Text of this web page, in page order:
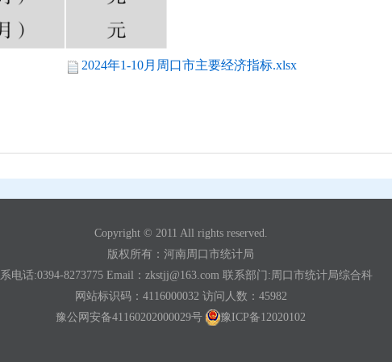
2024年1-10月周口市主要经济指标.xlsx
Copyright © 2011 All rights reserved.
版权所有：河南周口市统计局
电话:0394-8273775 Email：zkstjj@163.com 联系部门:周口市统计局综合科
网站标识码：4116000032 访问人数： 45982
豫公网安备41160202000029号
豫ICP备12020102